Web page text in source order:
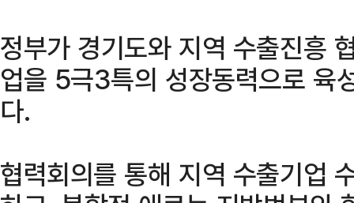
정부가 경기도와 지역 수출진흥
업을 5극3특의 성장동력으로 육
다.
협력회의를 통해 지역 수출기업